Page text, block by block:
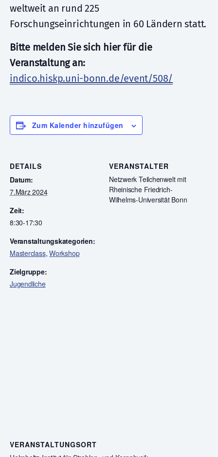
weltweit an rund 225
Forschungseinrichtungen in 60 Ländern statt.
Bitte melden Sie sich hier für die
Veranstaltung an:
indico.hiskp.uni-bonn.de/event/508/
Zum Kalender hinzufügen
DETAILS
Datum:
7.März 2024
Zeit:
8:30-17:30
Veranstaltungskategorien:
Masterclass,Workshop
Zielgruppe:
Jugendliche
VERANSTALTER
Netzwerk Teilchenwelt mit
Rheinische Friedrich-
Wilhelms-Universität Bonn
VERANSTALTUNGSORT